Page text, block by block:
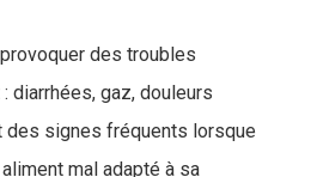
des troubles
gaz, douleurs
des signes fréquents lorsque
mal adapté à sa